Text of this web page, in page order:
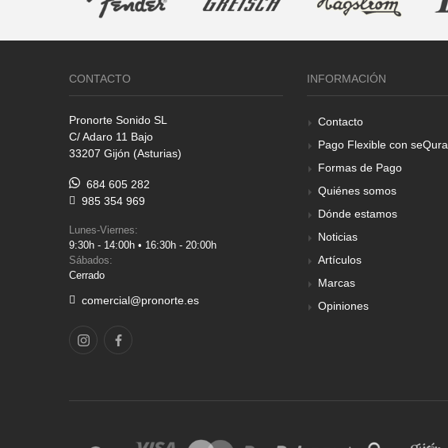
CONTACTO
Pronorte Sonido SL
C/ Adaro 11 Bajo
33207 Gijón (Asturias)
684 605 282
985 354 969
Lunes-Viernes:
9:30h - 14:00h • 16:30h - 20:00h
Sábados:
Cerrado
comercial@pronorte.es
INFORMACIÓN
Contacto
Pago Flexible con seQura
Formas de Pago
Quiénes somos
Dónde estamos
Noticias
Artículos
Marcas
Opiniones